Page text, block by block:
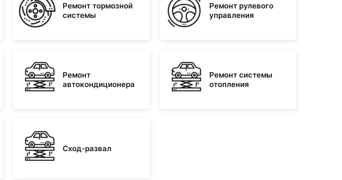
Ремонт тормозной
системы
Ремонт рулевого
управления
Ремонт
автокондиционера
Ремонт системы
отопления
Сход-развал